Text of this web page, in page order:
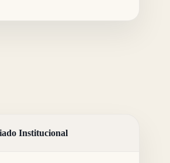
Institucional